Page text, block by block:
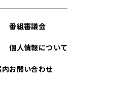
番組審議会
個人情報について
お問い合わせ